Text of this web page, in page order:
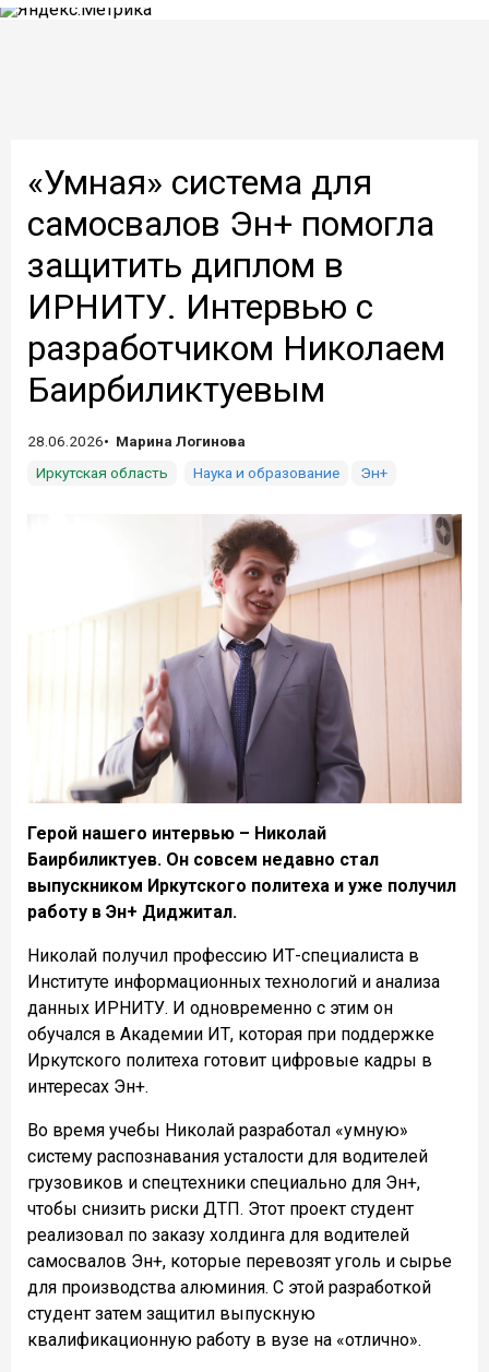
«Умная» система для
самосвалов Эн+ помогла
защитить диплом в
ИРНИТУ. Интервью с
разработчиком Николаем
Баирбиликтуевым
28.06.2026
Марина Логинова
Иркутская область
Наука и образование Эн+
Герой нашего интервью – Николай
Баирбиликтуев. Он совсем недавно стал
выпускником Иркутского политеха и уже получил
работу в Эн+ Диджитал.
Николай получил профессию ИТ-специалиста в
Институте информационных технологий и анализа
данных ИРНИТУ. И одновременно с этим он
обучался в Академии ИТ, которая при поддержке
Иркутского политеха готовит цифровые кадры в
интересах Эн+.
Во время учебы Николай разработал «умную»
систему распознавания усталости для водителей
грузовиков и спецтехники специально для Эн+,
чтобы снизить риски ДТП. Этот проект студент
реализовал по заказу холдинга для водителей
самосвалов Эн+, которые перевозят уголь и сырье
для производства алюминия. С этой разработкой
студент затем защитил выпускную
квалификационную работу в вузе на «отлично».